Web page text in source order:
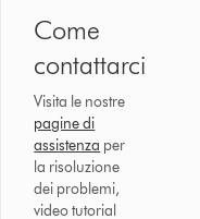
Come
contattarci
Visita le nostre
pagine di
assistenza per
la risoluzione
dei problemi,
video tutorial